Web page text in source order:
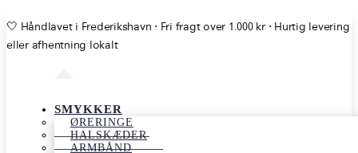
🤍 Håndlavet i Frederikshavn ⋅ Fri fragt over 1.000 kr ⋅ Hurtig levering
eller afhentning lokalt
SMYKKER
ØRERINGE
HALSKÆDER
ARMBÅND